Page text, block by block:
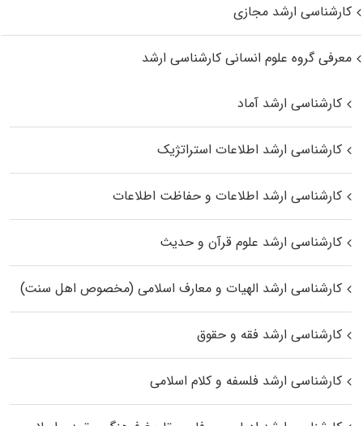
کارشناسی ارشد مجازی
معرفی گروه علوم انسانی کارشناسی ارشد
کارشناسی ارشد آماد
کارشناسی ارشد اطلاعات استراتژیک
کارشناسی ارشد اطلاعات و حفاظت اطلاعات
کارشناسی ارشد علوم قرآن و حدیث
کارشناسی ارشد الهیات و معارف اسلامی (مخصوص اهل سنت)
کارشناسی ارشد فقه و حقوق
کارشناسی ارشد فلسفه و کلام اسلامی